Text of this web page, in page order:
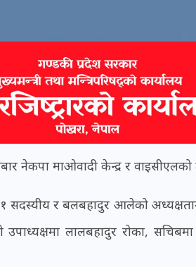
नेकपा माओवादी केन्द्र र
सदस्यीय र बलबहादुर आलेको
लालबहादुर रोका,